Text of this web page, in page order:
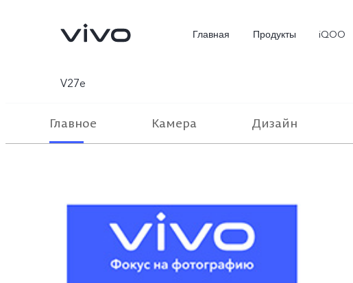
Главная Продукты iQOO
V27e
Главное Камера Дизайн